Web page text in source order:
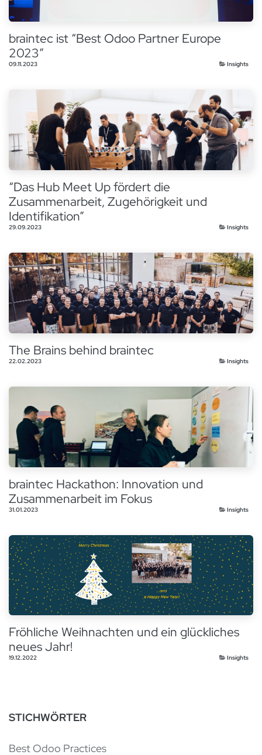
braintec ist “Best Odoo Partner Europe
2023”
09.11.2023 Insights
“Das Hub Meet Up fördert die
Zusammenarbeit, Zugehörigkeit und
Identifikation”
29.09.2023 Insights
The Brains behind braintec
22.02.2023 Insights
braintec Hackathon: Innovation und
Zusammenarbeit im Fokus
31.01.2023 Insights
Fröhliche Weihnachten und ein glückliches
neues Jahr!
19.12.2022 Insights
STICHWÖRTER
Best Odoo Practices